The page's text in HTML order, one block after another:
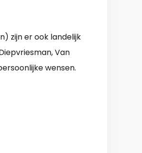
zijn er ook landelijk
Van
wensen.